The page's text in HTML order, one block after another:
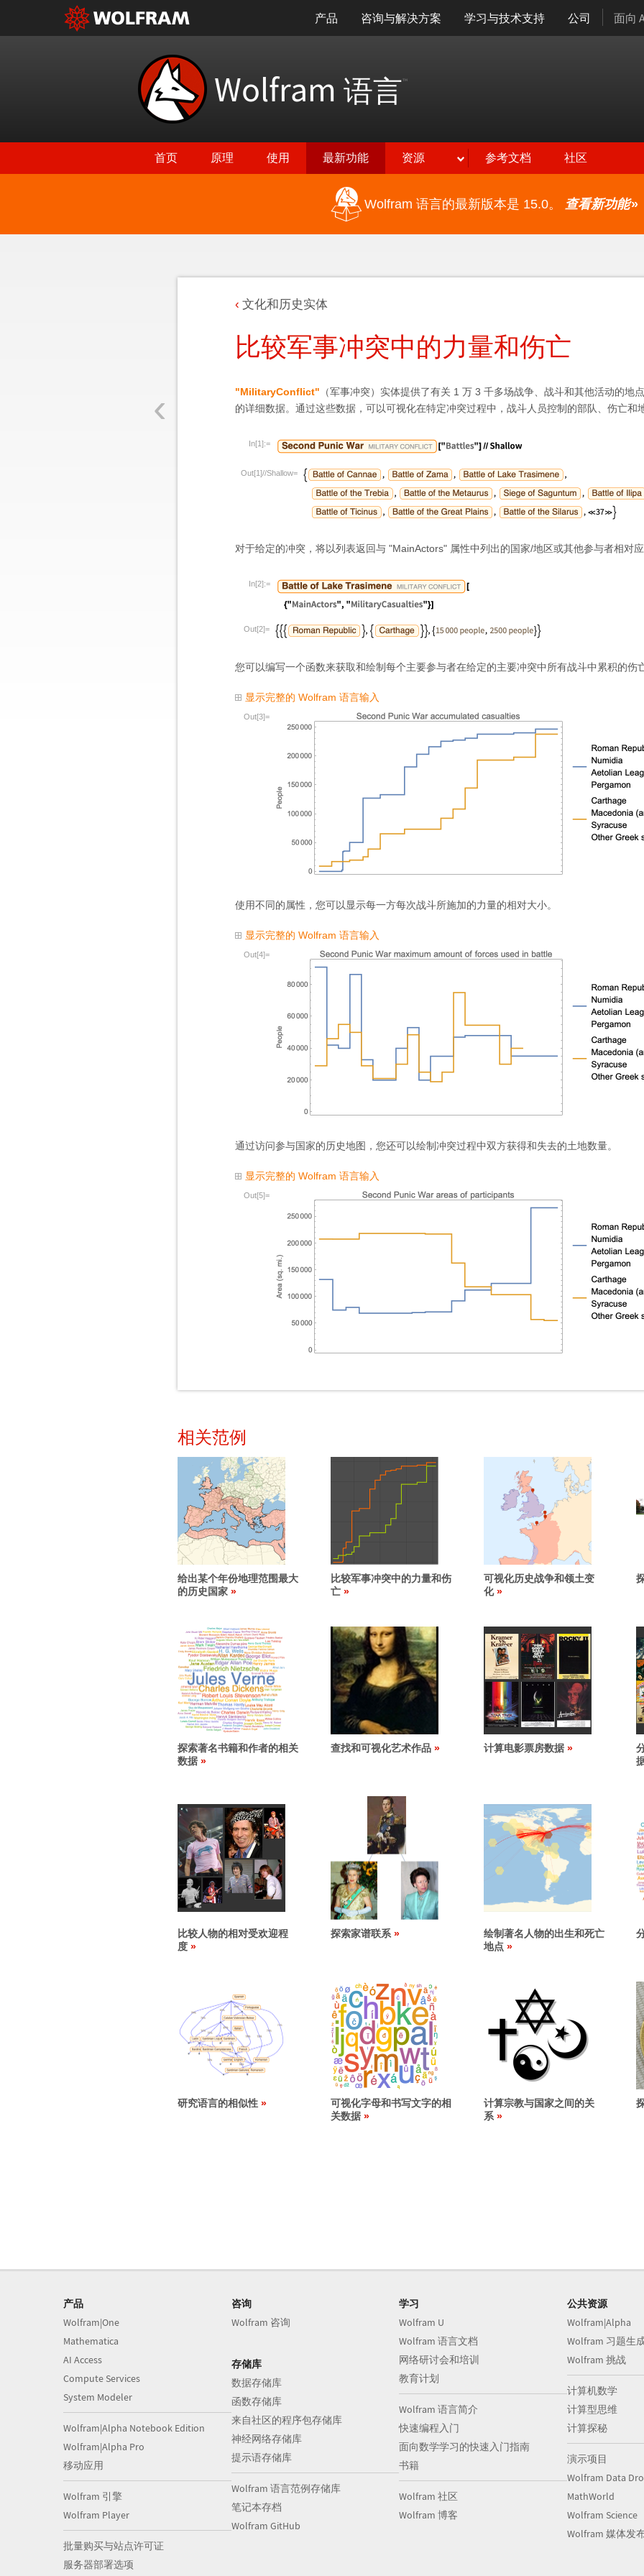
产品 咨询与解决方案 学习与技术支持 公司 面向
Wolfram 语言™
首页 原理 使用 最新功能 资源 参考文档 社区
Wolfram 语言的最新版本是 15.0。 查看新功能»
‹
文化和历史实体
比较军事冲突中的力量和伤亡
"MilitaryConflict" （军事冲突）实体提供了有关 1 万 3 千多场战争、战斗和其他活动的地
的详细数据。通过这些数据，可以可视化在特定冲突过程中，战斗人员控制的部队、伤亡和
In[1]:=
Out[1]//Shallow=
对于给定的冲突，将以列表返回与 "MainActors" 属性中列出的国家/地区或其他参与者相对
In[2]:=
Out[2]=
您可以编写一个函数来获取和绘制每个主要参与者在给定的主要冲突中所有战斗中累积的伤
显示完整的 Wolfram 语言输入
Out[3]=
使用不同的属性，您可以显示每一方每次战斗所施加的力量的相对大小。
显示完整的 Wolfram 语言输入
Out[4]=
通过访问参与国家的历史地图，您还可以绘制冲突过程中双方获得和失去的土地数量。
显示完整的 Wolfram 语言输入
Out[5]=
相关范例
给出某个年份地理范围最大
的历史国家
比较军事冲突中的力量和伤
亡
可视化历史战争和领土变
化
探索著名书籍和作者的相关
数据
查找和可视化艺术作品 计算电影票房数据
比较人物的相对受欢迎程
度
探索家谱联系
绘制著名人物的出生和死亡
地点
研究语言的相似性
可视化字母和书写文字的相
关数据
计算宗教与国家之间的关
系
产品
Wolfram|One
Mathematica
AI Access
Compute Services
System Modeler
Wolfram|Alpha Notebook Edition
Wolfram|Alpha Pro
移动应用
Wolfram 引擎
Wolfram Player
批量购买与站点许可证
服务器部署选项
咨询
Wolfram 咨询
存储库
数据存储库
函数存储库
来自社区的程序包存储库
神经网络存储库
提示语存储库
Wolfram 语言范例存储库
笔记本存档
Wolfram GitHub
学习
Wolfram U
Wolfram 语言文档
网络研讨会和培训
教育计划
Wolfram 语言简介
快速编程入门
面向数学学习的快速入门指南
书籍
Wolfram 社区
Wolfram 博客
公共资源
Wolfram|Alpha
Wolfram 习题生
Wolfram 挑战
计算机数学
计算型思维
计算探秘
演示项目
Wolfram Data
MathWorld
Wolfram Science
Wolfram 媒体发